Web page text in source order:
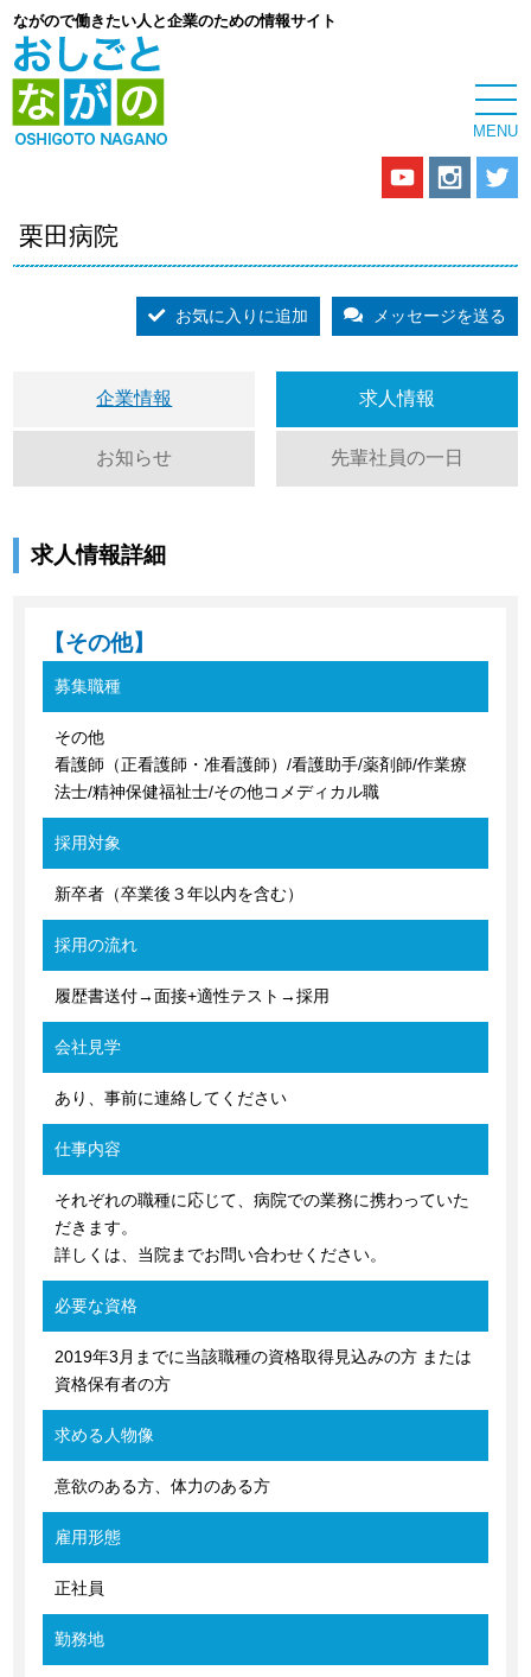
ながので働きたい人と企業のための情報サイト
栗田病院
お気に入りに追加 メッセージを送る
企業情報 求人情報
お知らせ 先輩社員の一日
求人情報詳細
【その他】
募集職種
その他
看護師（正看護師・准看護師）/看護助手/薬剤師/作業療
法士/精神保健福祉士/その他コメディカル職
採用対象
新卒者（卒業後３年以内を含む）
採用の流れ
履歴書送付→面接+適性テスト→採用
会社見学
あり、事前に連絡してください
仕事内容
それぞれの職種に応じて、病院での業務に携わっていた
だきます。
詳しくは、当院までお問い合わせください。
必要な資格
2019年3月までに当該職種の資格取得見込みの方 または
資格保有者の方
求める人物像
意欲のある方、体力のある方
雇用形態
正社員
勤務地